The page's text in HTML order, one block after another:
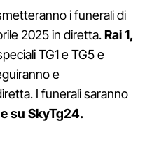
i funerali di
2025 in diretta.Rai 1,
TG1 e TG5 e
e
I funerali saranno
su SkyTg24.